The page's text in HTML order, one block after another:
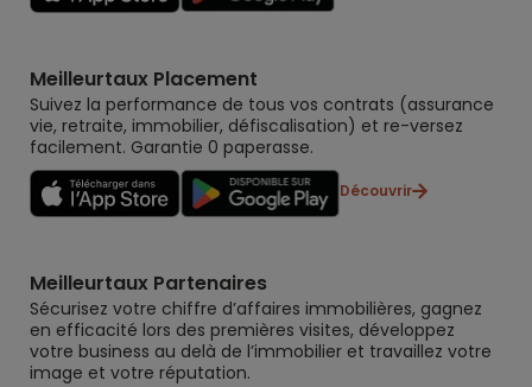
Meilleurtaux Placement
Suivez la performance de tous vos contrats (assurance
vie, retraite, immobilier, défiscalisation) et re-versez
facilement. Garantie 0 paperasse.
Découvrir
Meilleurtaux Partenaires
Sécurisez votre chiffre d’affaires immobilières, gagnez
en efficacité lors des premières visites, développez
votre business au delà de l’immobilier et travaillez votre
image et votre réputation.